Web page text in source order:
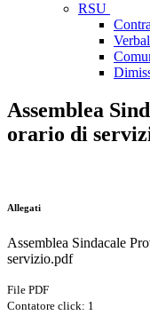
RSU
Assemblea
orario di
Allegati
Assemblea Sindacale
servizio.pdf
File PDF
Contatore click: 1